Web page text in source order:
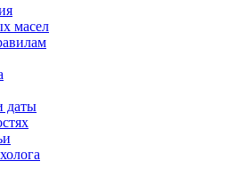
масел
даты